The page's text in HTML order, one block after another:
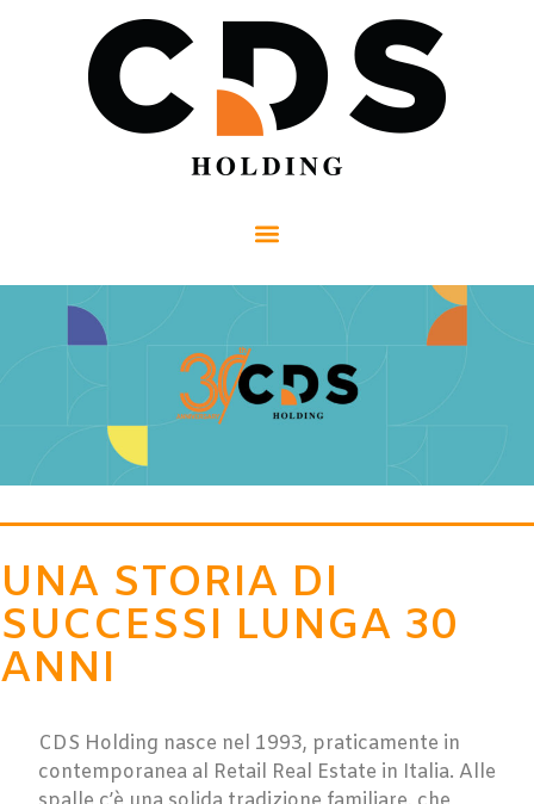
UNA STORIA DI
SUCCESSI LUNGA 30
ANNI
CDS Holding nasce nel 1993, praticamente in
contemporanea al Retail Real Estate in Italia. Alle